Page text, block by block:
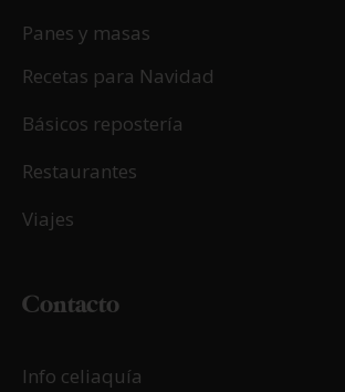
Panes y masas
Recetas para Navidad
Básicos repostería
Restaurantes
Viajes
Contacto
Info celiaquía